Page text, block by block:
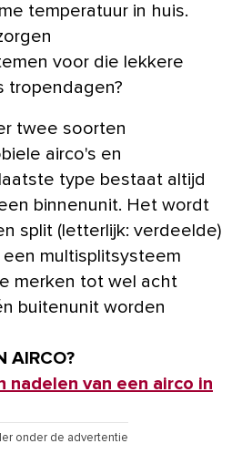
temperatuur in huis.
voor die lekkere
tropendagen?
twee soorten
airco's en
type bestaat altijd
binnenunit. Het wordt
split (letterlijk: verdeelde)
multisplitsysteem
merken tot wel acht
buitenunit worden
AIRCO?
nadelen van een airco in
onder de advertentie